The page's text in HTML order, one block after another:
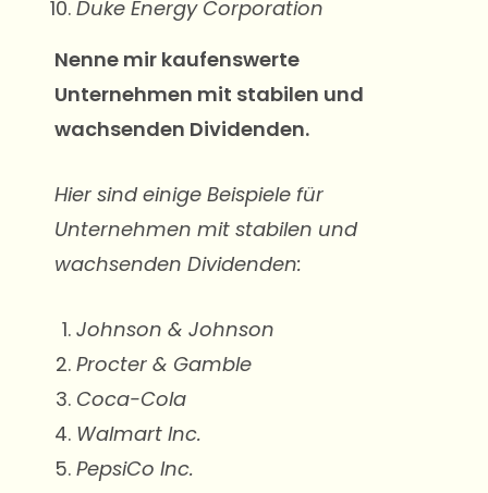
Duke Energy Corporation
Nenne mir kaufenswerte
Unternehmen mit stabilen und
wachsenden Dividenden.
Hier sind einige Beispiele für
Unternehmen mit stabilen und
wachsenden Dividenden:
Johnson & Johnson
Procter & Gamble
Coca-Cola
Walmart Inc.
PepsiCo Inc.